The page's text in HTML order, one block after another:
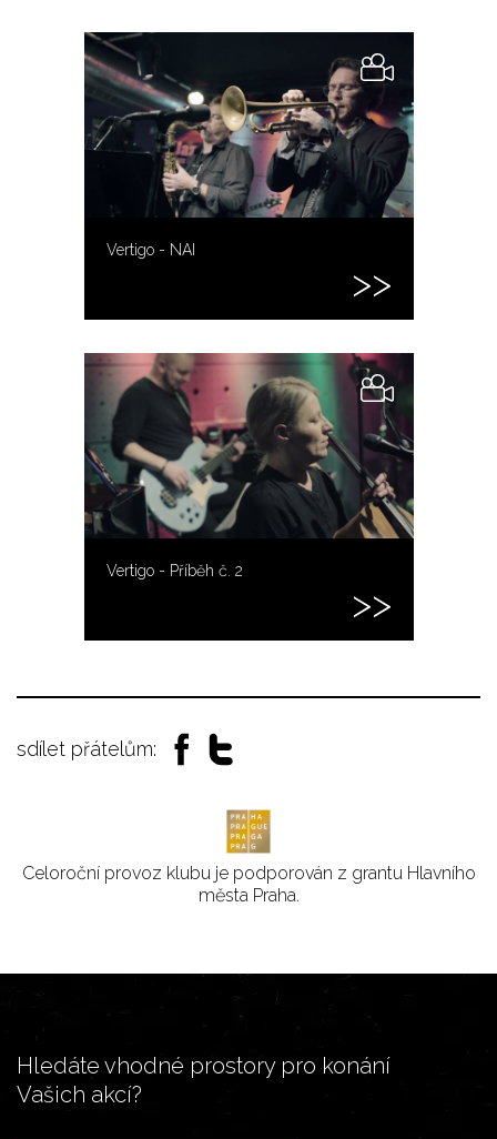
Vertigo - NAI
Vertigo - Příběh č. 2
sdílet přátelům:
Celoroční provoz klubu je podporován z grantu Hlavního
města Praha.
Hledáte vhodné prostory pro konání
Vašich akcí?